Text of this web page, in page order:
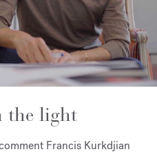
the light
Francis Kurkdjian